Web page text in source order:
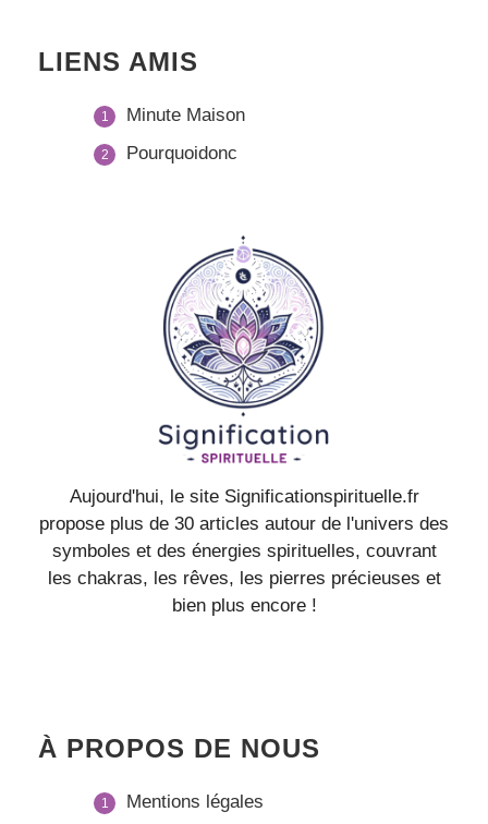
LIENS AMIS
Minute Maison
Pourquoidonc
Aujourd'hui, le site Significationspirituelle.fr
propose plus de 30 articles autour de l'univers des
symboles et des énergies spirituelles, couvrant
les chakras, les rêves, les pierres précieuses et
bien plus encore !
À PROPOS DE NOUS
Mentions légales